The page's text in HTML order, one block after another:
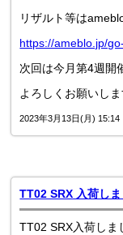
リザルト等は
https://ameblo.jp/
次回は今月第4週開
よろしくお願いしま
2023年3月13日(月) 15:14
TT02 SRX 入荷し
TT02 SRX入荷しま